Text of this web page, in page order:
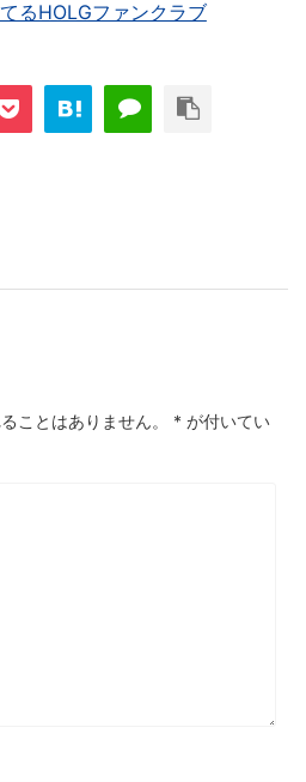
るHOLGファンクラブ
ことはありません。 * が付いてい